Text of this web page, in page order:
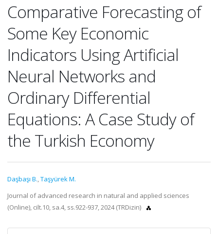
Comparative Forecasting of
Some Key Economic
Indicators Using Artificial
Neural Networks and
Ordinary Differential
Equations: A Case Study of
the Turkish Economy
Daşbaşı B.,Taşyürek M.
Journal of advanced research in natural and applied sciences
(Online), cilt.10, sa.4, ss.922-937, 2024 (TRDizin)